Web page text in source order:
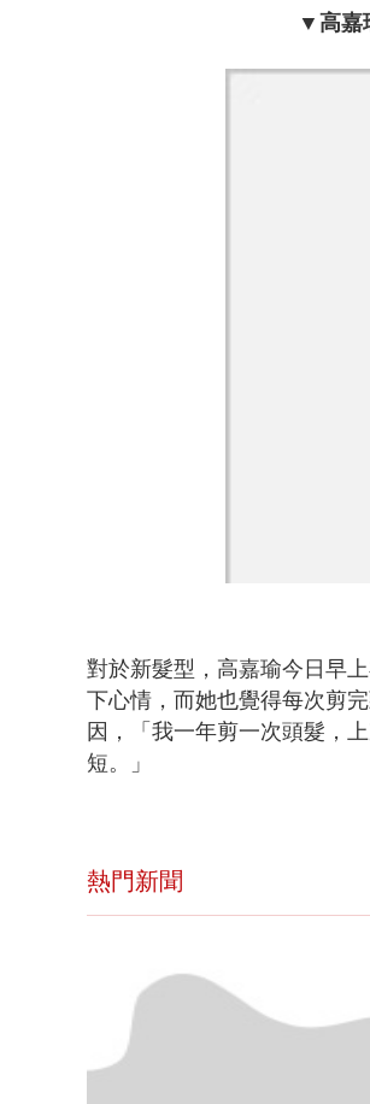
▼高嘉
對於新髮型，高嘉瑜今日早
下心情，而她也覺得每次剪
因，「我一年剪一次頭髮，
短。」
熱門新聞